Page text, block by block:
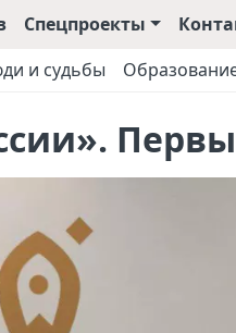
Спецпроекты
и судьбы